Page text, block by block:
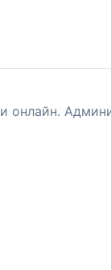
онлайн.